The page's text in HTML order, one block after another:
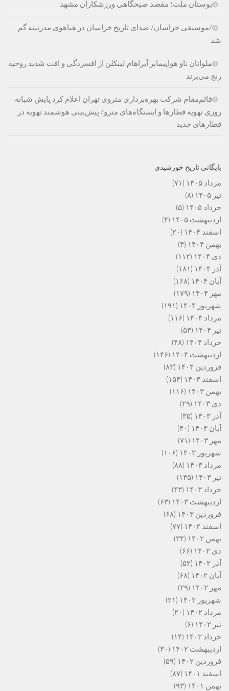
بوستان ملت؛ مقصد صبحگاهی ورزشکاران مشهد
/موسیقی خراسان/ صدای تاریخ خراسان در هیاهوی مدرنیته گم
شد
ملوانان ناو هواپیمابر آبراهام لینکلن از افسردگی و افت شدید روحیه
رنج می‌برند
قائم‌مقام شرکت بهره‌برداری متروی تهران اعلام کرد پایش شبانه
روزی تهویه قطارها و ایستگاه‌های مترو/ پیش‌بینی هوشمند تهویه در
قطارهای جدید
بایگانی تاریخ خورشیدی
مرداد ۱۴۰۵
(۷۱)
تیر ۱۴۰۵
(۸)
خرداد ۱۴۰۵
(۵)
اردیبهشت ۱۴۰۵
(۴)
اسفند ۱۴۰۴
(۲۰)
بهمن ۱۴۰۴
(۴)
دی ۱۴۰۴
(۱۱۲)
آذر ۱۴۰۴
(۱۸۱)
آبان ۱۴۰۴
(۱۶۸)
مهر ۱۴۰۴
(۱۷۹)
شهریور ۱۴۰۴
(۱۹۱)
مرداد ۱۴۰۴
(۱۱۶)
تیر ۱۴۰۴
(۵۳)
خرداد ۱۴۰۴
(۴۸)
اردیبهشت ۱۴۰۴
(۱۴۶)
فروردین ۱۴۰۴
(۸۳)
اسفند ۱۴۰۳
(۱۵۳)
بهمن ۱۴۰۳
(۱۱۶)
دی ۱۴۰۳
(۲۹)
آذر ۱۴۰۳
(۳۵)
آبان ۱۴۰۳
(۴۰)
مهر ۱۴۰۳
(۷۱)
شهریور ۱۴۰۳
(۱۰۶)
مرداد ۱۴۰۳
(۸۸)
تیر ۱۴۰۳
(۱۴۵)
خرداد ۱۴۰۳
(۴۳)
اردیبهشت ۱۴۰۳
(۶۳)
فروردین ۱۴۰۳
(۶۸)
اسفند ۱۴۰۲
(۷۷)
بهمن ۱۴۰۲
(۳۴)
دی ۱۴۰۲
(۶۶)
آذر ۱۴۰۲
(۵۲)
آبان ۱۴۰۲
(۶۸)
مهر ۱۴۰۲
(۲۹)
شهریور ۱۴۰۲
(۲۱)
مرداد ۱۴۰۲
(۲۰)
تیر ۱۴۰۲
(۶)
خرداد ۱۴۰۲
(۱۴)
اردیبهشت ۱۴۰۲
(۳۰)
فروردین ۱۴۰۲
(۵۹)
اسفند ۱۴۰۱
(۸۷)
بهمن ۱۴۰۱
(۹۳)